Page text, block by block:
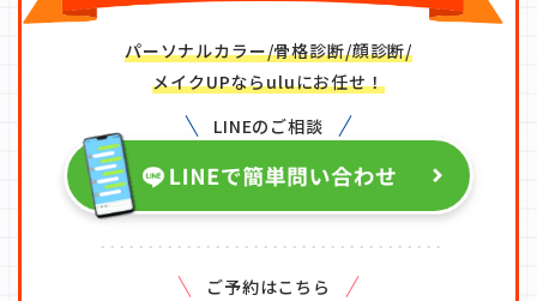
パーソナルカラー/骨格診断/顔診断/
メイクUPならuluにお任せ！
LINEのご相談
ご予約はこちら